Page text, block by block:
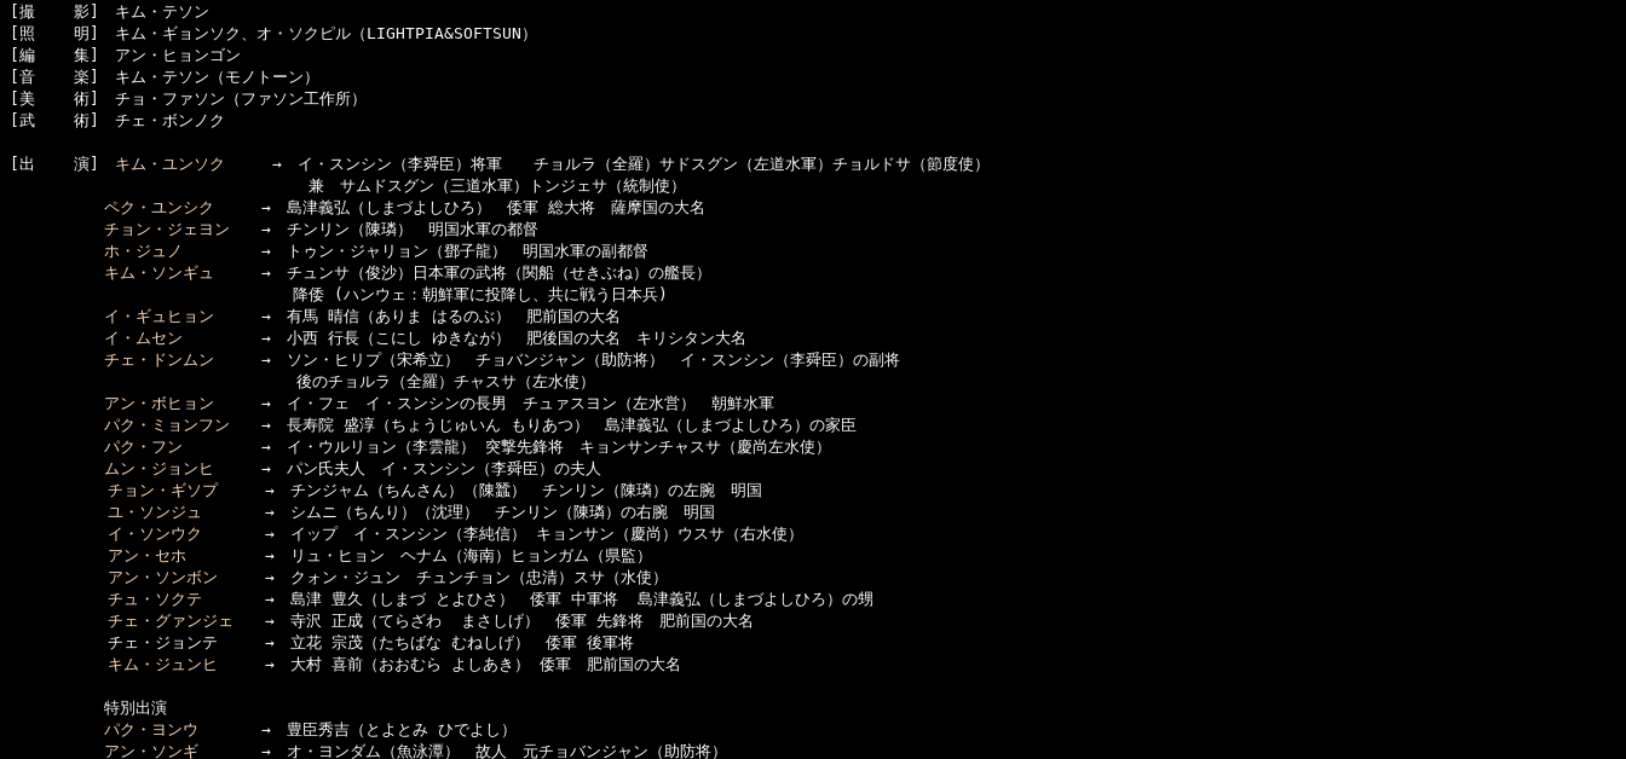
[撮    影]　キム・テソン
[照    明]　キム・ギョンソク、オ・ソクピル（LIGHTPIA&SOFTSUN）
[編    集]　アン・ヒョンゴン
[音    楽]　キム・テソン（モノトーン）
[美    術]　チョ・ファソン（ファソン工作所）
[武    術]　チェ・ボンノク
[出    演] キム・ユンソク
→　イ・スンシン（李舜臣）将軍　　チョルラ（全羅）サドスグン（左道水軍）チョルドサ（節度使）
兼　サムドスグン（三道水軍）トンジェサ（統制使）
ペク・ユンシク
→　島津義弘（しまづよしひろ）　倭軍 総大将　薩摩国の大名
チョン・ジェヨン →　チンリン（陳璘）　明国水軍の都督
ホ・ジュノ
→　トゥン・ジャリョン（鄧子龍）　明国水軍の副都督
キム・ソンギュ
→　チュンサ（俊沙）日本軍の武将（関船（せきぶね）の艦長）
降倭 (ハンウェ：朝鮮軍に投降し、共に戦う日本兵)
イ・ギュヒョン →　有馬 晴信（ありま はるのぶ）　肥前国の大名
イ・ムセン →　小西 行長（こにし ゆきなが）　肥後国の大名　キリシタン大名
チェ・ドンムン →　ソン・ヒリプ（宋希立）　チョバンジャン（助防将）　イ・スンシン（李舜臣）の副将
  　　　　　　　　　　　　　　　　　後のチョルラ（全羅）チャスサ（左水使）
アン・ボヒョン →　イ・フェ　イ・スンシンの長男　チュァスヨン（左水営）　朝鮮水軍
パク・ミョンフン →　長寿院 盛淳（ちょうじゅいん もりあつ）　島津義弘（しまづよしひろ）の家臣
パク・フン →　イ・ウルリョン（李雲龍） 突撃先鋒将　キョンサンチャスサ（慶尚左水使）
ムン・ジョンヒ
→　パン氏夫人　イ・スンシン（李舜臣）の夫人
チョン・ギソプ →　チンジャム（ちんさん）（陳蠶）　チンリン（陳璘）の左腕　明国
ユ・ソンジュ
→　シムニ（ちんり）（沈理）　チンリン（陳璘）の右腕　明国
イ・ソンウク
→　イップ　イ・スンシン（李純信） キョンサン（慶尚）ウスサ（右水使）
アン・セホ →　リュ・ヒョン　ヘナム（海南）ヒョンガム（県監）
アン・ソンボン →　クォン・ジュン　チュンチョン（忠清）スサ（水使）
チュ・ソクテ →　島津 豊久（しまづ とよひさ）　倭軍 中軍将  島津義弘（しまづよしひろ）の甥
チェ・グァンジェ →　寺沢 正成（てらざわ  まさしげ）　倭軍 先鋒将　肥前国の大名
  　　　　　チェ・ジョンテ　　　→　立花 宗茂（たちばな むねしげ）　倭軍 後軍将
キム・ジュンヒ
→　大村 喜前（おおむら よしあき） 倭軍　肥前国の大名
特別出演
パク・ヨンウ
→　豊臣秀吉（とよとみ ひでよし）
アン・ソンギ →　オ・ヨンダム（魚泳潭）　故人　元チョバンジャン（助防将）